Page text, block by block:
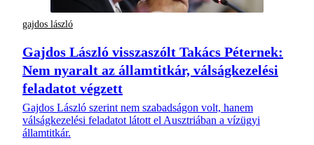
gajdos lászló
Gajdos László visszaszólt Takács Péternek:
Nem nyaralt az államtitkár, válságkezelési
feladatot végzett
Gajdos László szerint nem szabadságon volt, hanem
válságkezelési feladatot látott el Ausztriában a vízügyi
államtitkár.